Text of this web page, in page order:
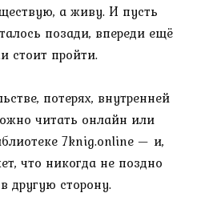
а живу. И пусть
позади, впереди ещё
стоит пройти.
потерях, внутренней
читать онлайн или
7knig.online — и,
что никогда не поздно
другую сторону.